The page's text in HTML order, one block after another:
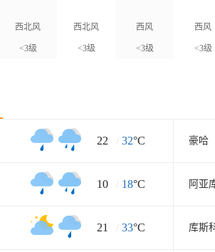
西北风
<3级
西北风
<3级
西风
<3级
西风
<3级
22 / 32°C 豪哈
10 / 18°C 阿亚
21 / 33°C 库斯